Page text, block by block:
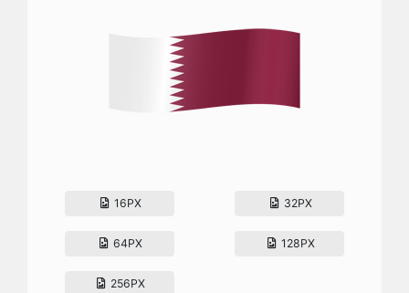
16PX 32PX
64PX 128PX
256PX